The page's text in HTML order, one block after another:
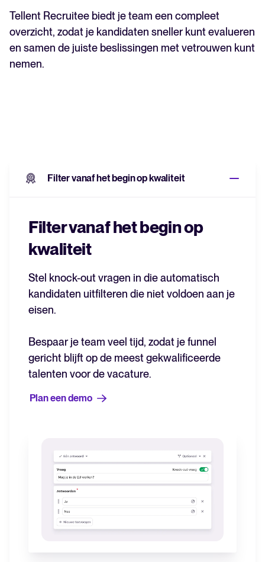
Tellent Recruitee biedt je team een compleet
overzicht, zodat je kandidaten sneller kunt evalueren
en samen de juiste beslissingen met vetrouwen kunt
nemen.
Filter vanaf het begin op kwaliteit
Filter vanaf het begin op
kwaliteit
Stel knock-out vragen in die automatisch
kandidaten uitfilteren die niet voldoen aan je
eisen.
Bespaar je team veel tijd, zodat je funnel
gericht blijft op de meest gekwalificeerde
talenten voor de vacature.
Plan een demo